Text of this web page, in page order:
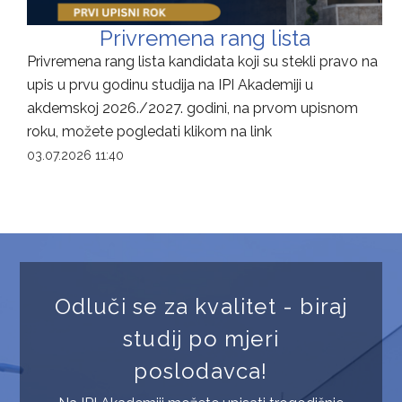
Privremena rang lista
Privremena rang lista kandidata koji su stekli pravo na
upis u prvu godinu studija na IPI Akademiji u
akdemskoj 2026./2027. godini, na prvom upisnom
roku, možete pogledati klikom na link
03.07.2026 11:40
Odluči se za kvalitet - biraj
studij po mjeri
poslodavca!